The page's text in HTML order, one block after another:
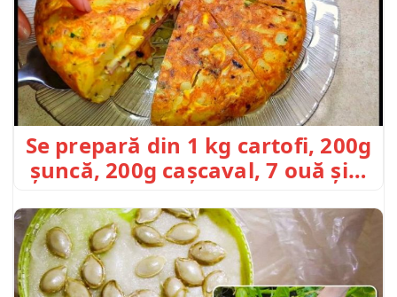
Se prepară din 1 kg cartofi, 200g
șuncă, 200g cașcaval, 7 ouă și…